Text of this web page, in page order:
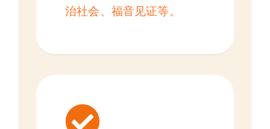
治社会、福音见证等。